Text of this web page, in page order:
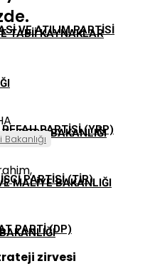
VE ATILIM PARTISI
PARTISI (YRP)
PARTISI (TİP)
PARTI (DP)
TABII KAYNAKLAR
SPOR BAKANLIĞI
MALIYE BAKANLIĞI
Bakanlığı
zirvesi